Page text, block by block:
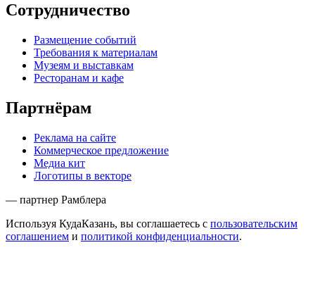
Сотрудничество
Размещение событий
Требования к материалам
Музеям и выставкам
Ресторанам и кафе
Партнёрам
Реклама на сайте
Коммерческое предложение
Медиа кит
Логотипы в векторе
— партнер Рамблера
Используя КудаКазань, вы соглашаетесь с пользовательским
соглашением и политикой конфиденциальности.